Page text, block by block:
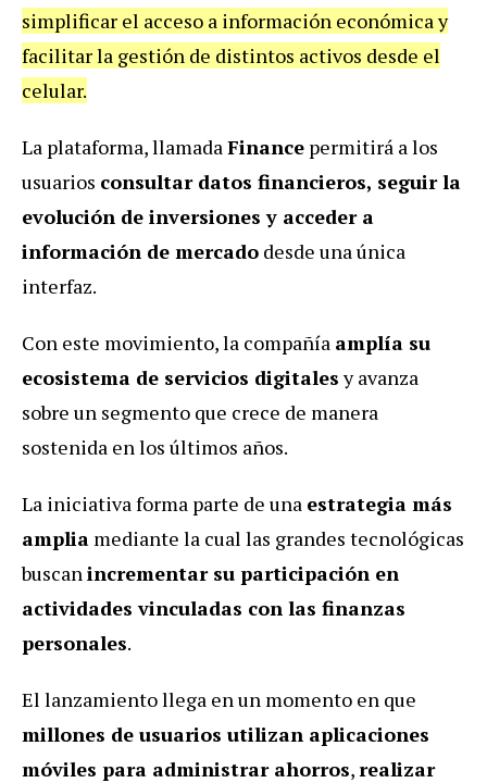
simplificar el acceso a información económica y
facilitar la gestión de distintos activos desde el
celular.
La plataforma, llamadaFinance permitirá a los
usuarios consultar datos financieros, seguir la
evolución de inversiones y acceder a
información de mercado desde una única
interfaz.
Con este movimiento, la compañía amplía su
ecosistema de servicios digitalesy avanza
sobre un segmento que crece de manera
sostenida en los últimos años.
La iniciativa forma parte de una estrategia más
amplia mediante la cual las grandes tecnológicas
buscanincrementar su participación en
actividades vinculadas con las finanzas
personales.
El lanzamiento llega en un momento en que
millones de usuarios utilizan aplicaciones
móviles para administrar ahorros,realizar